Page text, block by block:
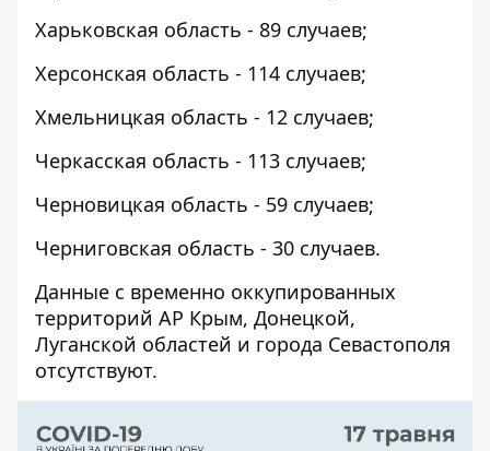
Харьковская область - 89 случаев;
Херсонская область - 114 случаев;
Хмельницкая область - 12 случаев;
Черкасская область - 113 случаев;
Черновицкая область - 59 случаев;
Черниговская область - 30 случаев.
Данные с временно оккупированных
территорий АР Крым, Донецкой,
Луганской областей и города Севастополя
отсутствуют.